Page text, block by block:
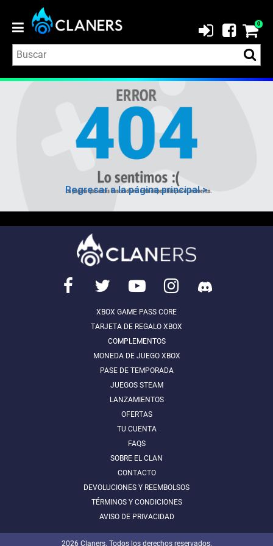
0
Regresar a la página principal >
XBOX GAME PASS CORE
TARJETA DE REGALO XBOX
COMPLEMENTOS
MONEDA DE JUEGO XBOX
PASE DE TEMPORADA
JUEGOS STEAM
LANZAMIENTOS
OFERTAS
TU CUENTA
FAQS
SOBRE EL CLAN
CONTACTO
DEVOLUCIONES Y REEMBOLSOS
TÉRMINOS Y CONDICIONES
AVISO DE PRIVACIDAD
2026 Claners. Todos los derechos reservados.